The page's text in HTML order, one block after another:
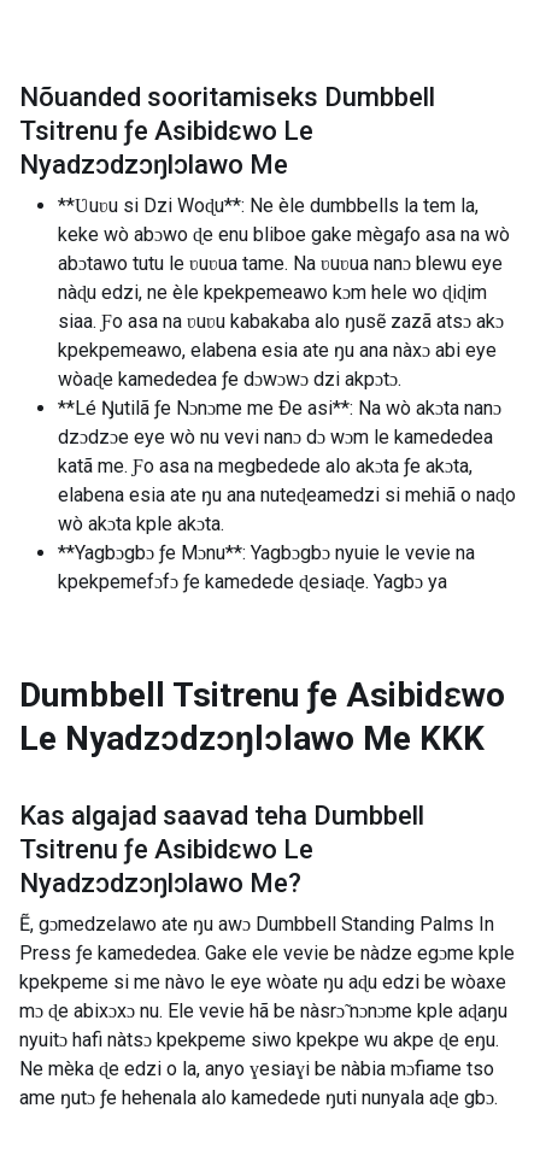
Nõuanded sooritamiseks Dumbbell
Tsitrenu ƒe Asibidɛwo Le
Nyadzɔdzɔŋlɔlawo Me
**Ʋuʋu si Dzi Woɖu**: Ne èle dumbbells la tem la,
keke wò abɔwo ɖe enu bliboe gake mègaƒo asa na wò
abɔtawo tutu le ʋuʋua tame. Na ʋuʋua nanɔ blewu eye
nàɖu edzi, ne èle kpekpemeawo kɔm hele wo ɖiɖim
siaa. Ƒo asa na ʋuʋu kabakaba alo ŋusẽ zazã atsɔ akɔ
kpekpemeawo, elabena esia ate ŋu ana nàxɔ abi eye
wòaɖe kamededea ƒe dɔwɔwɔ dzi akpɔtɔ.
**Lé Ŋutilã ƒe Nɔnɔme me Ðe asi**: Na wò akɔta nanɔ
dzɔdzɔe eye wò nu vevi nanɔ dɔ wɔm le kamededea
katã me. Ƒo asa na megbedede alo akɔta ƒe akɔta,
elabena esia ate ŋu ana nuteɖeamedzi si mehiã o naɖo
wò akɔta kple akɔta.
**Yagbɔgbɔ ƒe Mɔnu**: Yagbɔgbɔ nyuie le vevie na
kpekpemefɔfɔ ƒe kamedede ɖesiaɖe. Yagbɔ ya
Dumbbell Tsitrenu ƒe Asibidɛwo
Le Nyadzɔdzɔŋlɔlawo Me KKK
Kas algajad saavad teha Dumbbell
Tsitrenu ƒe Asibidɛwo Le
Nyadzɔdzɔŋlɔlawo Me?
Ẽ, gɔmedzelawo ate ŋu awɔ Dumbbell Standing Palms In
Press ƒe kamededea. Gake ele vevie be nàdze egɔme kple
kpekpeme si me nàvo le eye wòate ŋu aɖu edzi be wòaxe
mɔ ɖe abixɔxɔ nu. Ele vevie hã be nàsrɔ̃ nɔnɔme kple aɖaŋu
nyuitɔ hafi nàtsɔ kpekpeme siwo kpekpe wu akpe ɖe eŋu.
Ne mèka ɖe edzi o la, anyo ɣesiaɣi be nàbia mɔfiame tso
ame ŋutɔ ƒe hehenala alo kamedede ŋuti nunyala aɖe gbɔ.